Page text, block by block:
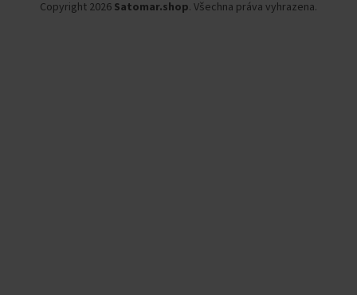
Copyright 2026 Satomar.shop. Všechna práva vyhrazena.